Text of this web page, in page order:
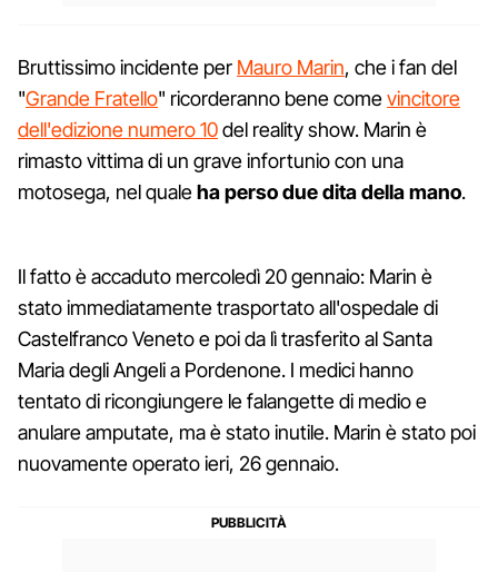
Bruttissimo incidente per Mauro Marin, che i fan del
"Grande Fratello" ricorderanno bene comevincitore
dell'edizione numero 10del reality show. Marin è
rimasto vittima di un grave infortunio con una
motosega, nel qualeha perso due dita della mano.
Il fatto è accaduto mercoledì 20 gennaio: Marin è
stato immediatamente trasportato all'ospedale di
Castelfranco Veneto e poi da lì trasferito al Santa
Maria degli Angeli a Pordenone. I medici hanno
tentato di ricongiungere le falangette di medio e
anulare amputate, ma è stato inutile. Marin è stato poi
nuovamente operato ieri, 26 gennaio.